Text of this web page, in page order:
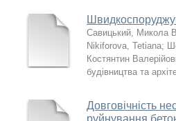
Савицький, Микола
Nikiforova, Tetiana;
Костянтин
будівництва та
Довговічність
руйнування